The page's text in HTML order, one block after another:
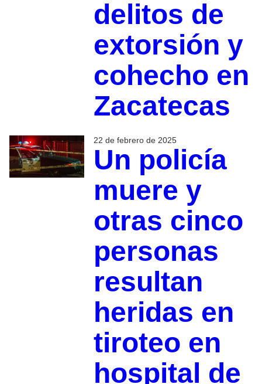
delitos de
extorsión y
cohecho en
Zacatecas
22 de febrero de 2025
Un policía
muere y
otras cinco
personas
resultan
heridas en
tiroteo en
hospital de